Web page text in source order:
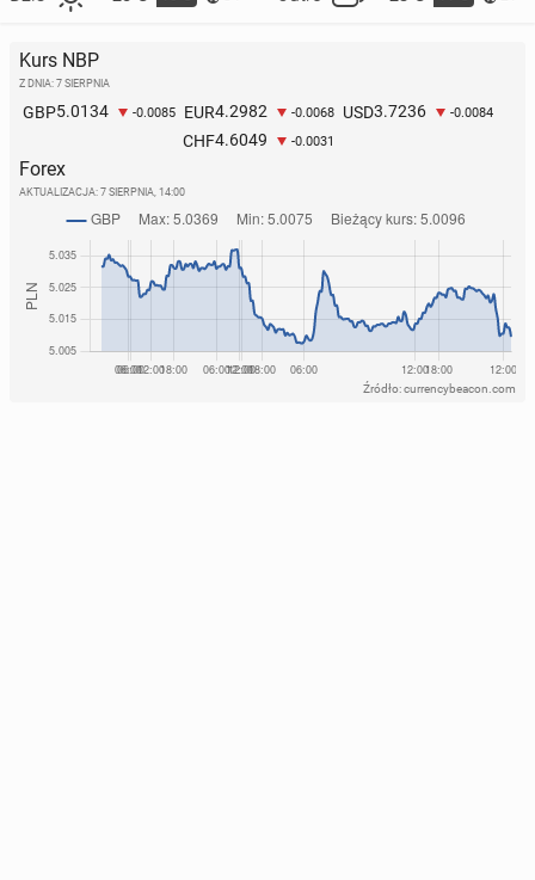
Kurs NBP
Z DNIA: 7 SIERPNIA
GBP5.0134 -0.0085 EUR4.2982 -0.0068 USD3.7236 -0.0084
CHF4.6049 -0.0031
Forex
AKTUALIZACJA: 7 SIERPNIA, 14:00
Źródło: currencybeacon.com